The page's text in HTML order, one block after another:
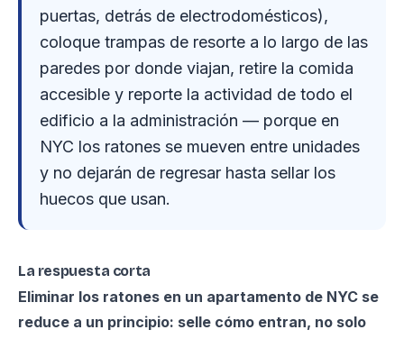
puertas, detrás de electrodomésticos),
coloque trampas de resorte a lo largo de las
paredes por donde viajan, retire la comida
accesible y reporte la actividad de todo el
edificio a la administración — porque en
NYC los ratones se mueven entre unidades
y no dejarán de regresar hasta sellar los
huecos que usan.
La respuesta corta
Eliminar los ratones en un apartamento de NYC se
reduce a un principio: selle cómo entran, no solo